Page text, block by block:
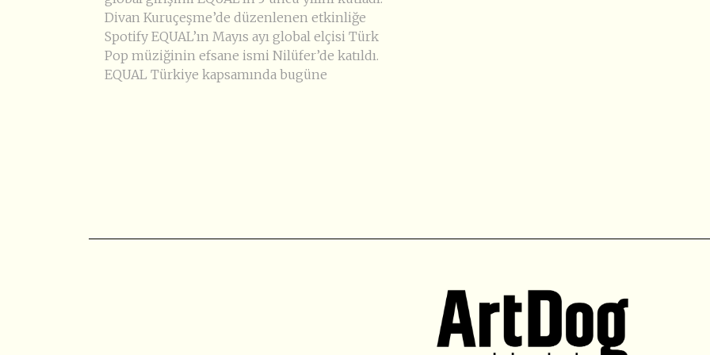
Divan Kuruçeşme’de düzenlenen etkinliğe
Spotify EQUAL’ın Mayıs ayı global elçisi Türk
Pop müziğinin efsane ismi Nilüfer’de katıldı.
EQUAL Türkiye kapsamında bugüne